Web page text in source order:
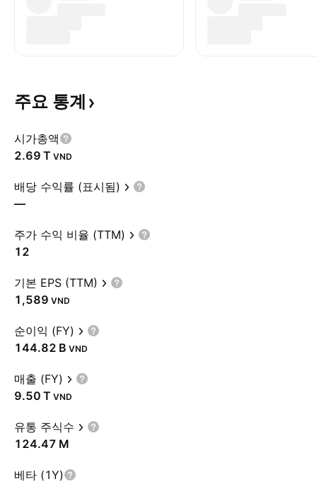
주요 통계
시가총액
‪2.69 T‬ VND
배당 수익률 (표시됨)
—
주가 수익 비율 (TTM)
12
기본 EPS (TTM)
1,589 VND
순이익 (FY)
‪144.82 B‬ VND
매출 (FY)
‪9.50 T‬ VND
유통 주식수
‪124.47 M‬
베타 (1Y)